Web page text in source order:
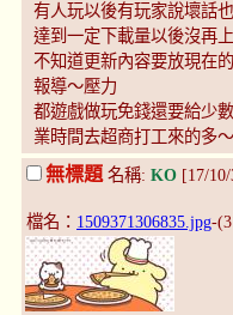
有人玩以後有玩家說壞話
達到一定下載量以後沒再
不知道更新內容要放現在
報導～壓力
都遊戲做玩免錢還要給少
業時間去超商打工來的多
無標題 名稱: KO [17/
檔名： 1509371306835.jpg-